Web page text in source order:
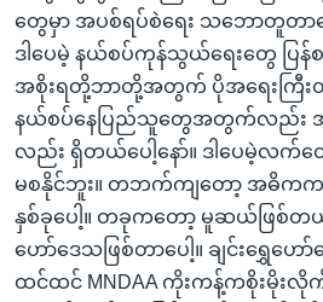
တွေမှာ အပစ်ရပ်စဲရေး သဘောတူတ
ဒါပေမဲ့ နယ်စပ်ကုန်သွယ်ရေးတွေ ပ
အစိုးရတို့ဘာတို့အတွက် ပိုအရေးကြီး
နယ်စပ်နေပြည်သူတွေအတွက်လည်း အ
လည်း ရှိတယ်ပေါ့နော်။ ဒါပေမဲ့လက်
မစနိုင်ဘူး။ တဘက်ကျတော့ အဓိကက
နှစ်ခုပေါ့။ တခုကတော့ မူဆယ်ဖြစ်တ
ဟော်ဒေသဖြစ်တာပေါ့။ ချင်းရွှေဟေ
ထင်ထင် MNDAA ကိုးကန့်ကစိုးမိုး